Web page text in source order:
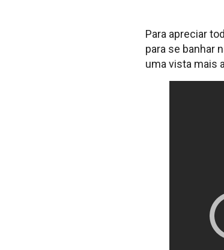
Para apreciar
para se banhar
uma vista mais